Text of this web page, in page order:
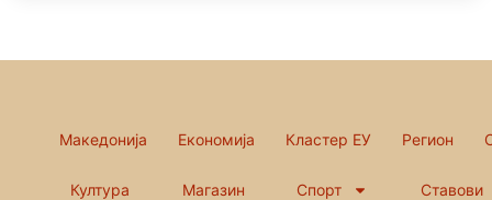
Македонија Економија Кластер ЕУ Регион
Култура Магазин Спорт Ставови